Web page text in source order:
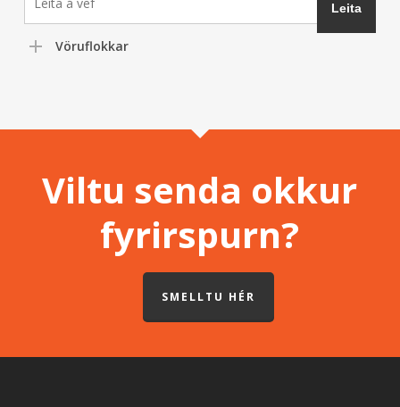
Vöruflokkar
Viltu senda okkur
fyrirspurn?
SMELLTU HÉR